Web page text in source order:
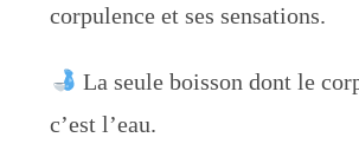
corpulence et ses sensations.
La seule boisson dont le
c’est l’eau.